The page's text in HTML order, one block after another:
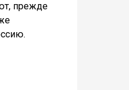
прежде